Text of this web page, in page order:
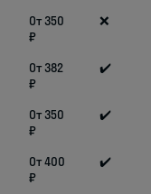
От 350
₽
❌
От 382
₽
✔️
От 350
₽
✔️
От 400
₽
✔️